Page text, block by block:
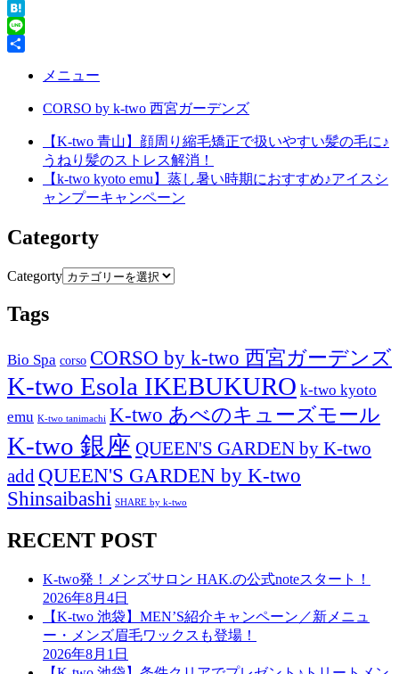
Twitter
Hatena
Line
メニュー
CORSO by k-two 西宮ガーデンズ
【K-two 青山】顔周り縮毛矯正で扱いやすい髪の毛に♪
うねり髪のストレス解消！
【k-two kyoto emu】蒸し暑い時期におすすめ♪アイスシ
ャンプーキャンペーン
Categorty
Categorty
Tags
Bio Spa corso CORSO by k-two 西宮ガーデンズ
K-two Esola IKEBUKURO k-two kyoto
emu K-two tanimachi K-two あべのキューズモール
K-two 銀座 QUEEN'S GARDEN by K-two
add QUEEN'S GARDEN by K-two
Shinsaibashi SHARE by k-two
RECENT POST
K-two発！メンズサロン HAK.の公式noteスタート！
2026年8月4日
【K-two 池袋】MEN’S紹介キャンペーン／新メニュ
ー・メンズ眉毛ワックスも登場！
2026年8月1日